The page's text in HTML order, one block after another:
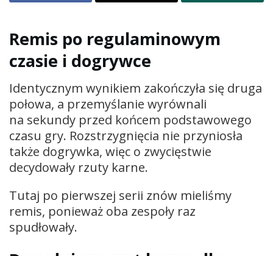
Remis po regulaminowym
czasie i dogrywce
Identycznym wynikiem zakończyła się druga
połowa, a przemyślanie wyrównali
na sekundy przed końcem podstawowego
czasu gry. Rozstrzygnięcia nie przyniosła
także dogrywka, więc o zwycięstwie
decydowały rzuty karne.
Tutaj po pierwszej serii znów mieliśmy
remis, ponieważ oba zespoły raz
spudłowały.